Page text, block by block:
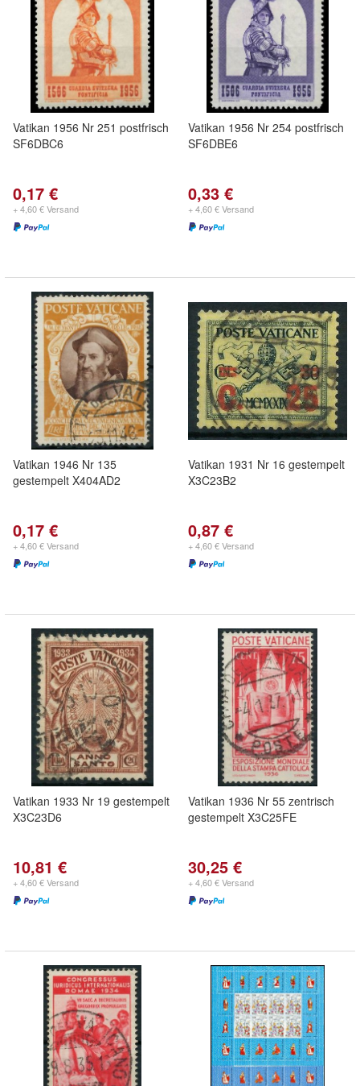
Vatikan 1956 Nr 251 postfrisch
SF6DBC6
0,17 €
+ 4,60 € Versand
Vatikan 1956 Nr 254 postfrisch
SF6DBE6
0,33 €
+ 4,60 € Versand
Vatikan 1946 Nr 135
gestempelt X404AD2
0,17 €
+ 4,60 € Versand
Vatikan 1931 Nr 16 gestempelt
X3C23B2
0,87 €
+ 4,60 € Versand
Vatikan 1933 Nr 19 gestempelt
X3C23D6
10,81 €
+ 4,60 € Versand
Vatikan 1936 Nr 55 zentrisch
gestempelt X3C25FE
30,25 €
+ 4,60 € Versand